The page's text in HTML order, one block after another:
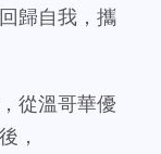
歸自我，攜
從溫哥華優
，